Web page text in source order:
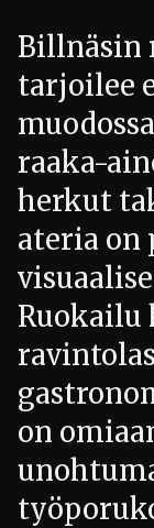
Billnäsin
tarjoilee
raaka-
herkut
ateria on
Ruokailu
on